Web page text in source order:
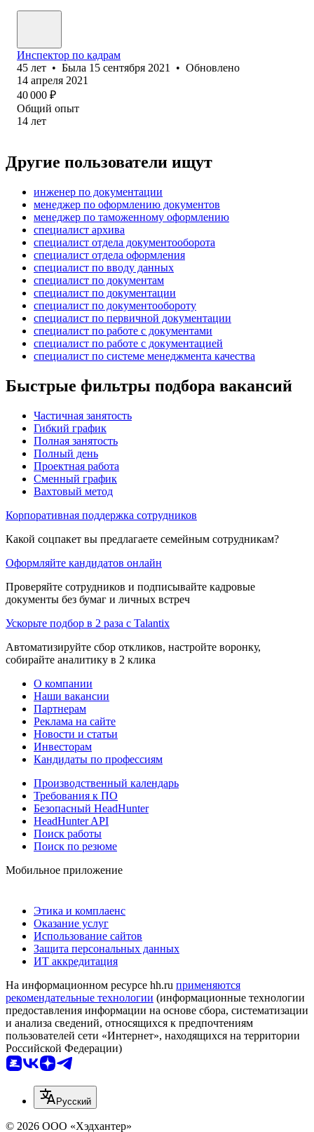
Инспектор по кадрам
45 лет • Была 15 сентября 2021 • Обновлено
14 апреля 2021
40 000 ₽
Общий опыт
14 лет
Другие пользователи ищут
инженер по документации
менеджер по оформлению документов
менеджер по таможенному оформлению
специалист архива
специалист отдела документооборота
специалист отдела оформления
специалист по вводу данных
специалист по документам
специалист по документации
специалист по документообороту
специалист по первичной документации
специалист по работе с документами
специалист по работе с документацией
специалист по системе менеджмента качества
Быстрые фильтры подбора вакансий
Частичная занятость
Гибкий график
Полная занятость
Полный день
Проектная работа
Сменный график
Вахтовый метод
Корпоративная поддержка сотрудников
Какой соцпакет вы предлагаете семейным сотрудникам?
Оформляйте кандидатов онлайн
Проверяйте сотрудников и подписывайте кадровые
документы без бумаг и личных встреч
Ускорьте подбор в 2 раза с Talantix
Автоматизируйте сбор откликов, настройте воронку,
собирайте аналитику в 2 клика
О компании
Наши вакансии
Партнерам
Реклама на сайте
Новости и статьи
Инвесторам
Кандидаты по профессиям
Производственный календарь
Требования к ПО
Безопасный HeadHunter
HeadHunter API
Поиск работы
Поиск по резюме
Мобильное приложение
Этика и комплаенс
Оказание услуг
Использование сайтов
Защита персональных данных
ИТ аккредитация
На информационном ресурсе hh.ru применяются
рекомендательные технологии (информационные технологии
предоставления информации на основе сбора, систематизации
и анализа сведений, относящихся к предпочтениям
пользователей сети «Интернет», находящихся на территории
Российской Федерации)
Русский
© 2026 ООО «Хэдхантер»